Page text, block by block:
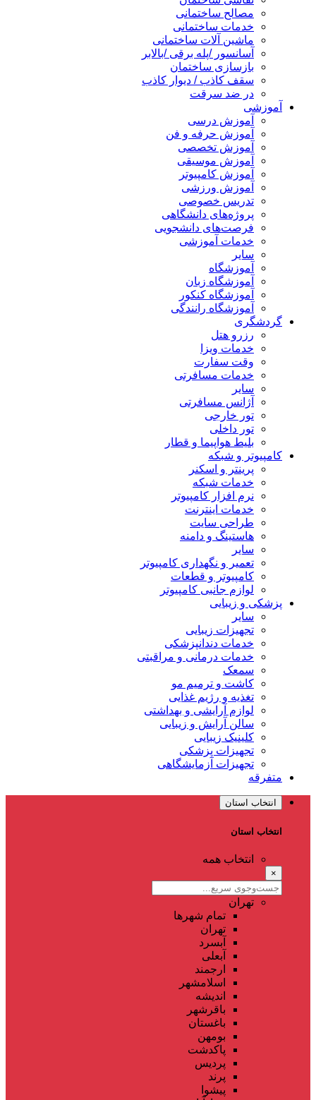
مصالح ساختمانی
خدمات ساختمانی
ماشین آلات ساختمانی
آسانسور /پله برقی /بالابر
بازسازی ساختمان
سقف کاذب / دیوار کاذب
در ضد سرقت
آموزشی
آموزش درسی
آموزش حرفه و فن
آموزش تخصصی
آموزش موسیقی
آموزش کامپیوتر
آموزش ورزشی
تدریس خصوصی
پروژه‌های دانشگاهی
فرصت‌های دانشجویی
خدمات آموزشی
سایر
آموزشگاه
آموزشگاه زبان
آموزشگاه کنکور
آموزشگاه رانندگی
گردشگری
رزرو هتل
خدمات ویزا
وقت سفارت
خدمات مسافرتی
سایر
آژانس مسافرتی
تور خارجی
تور داخلی
بلیط هواپیما و قطار
کامپیوتر و شبکه
پرینتر و اسکنر
خدمات شبکه
نرم افزار کامپیوتر
خدمات اینترنت
طراحی سایت
هاستینگ و دامنه
سایر
تعمیر و نگهداری کامپیوتر
کامپیوتر و قطعات
لوازم جانبی کامپیوتر
پزشکی و زیبایی
سایر
تجهیزات زیبایی
خدمات دندانپزشکی
خدمات درمانی و مراقبتی
سمعک
کاشت و ترمیم مو
تغذیه و رژیم غذایی
لوازم آرایشی و بهداشتی
سالن آرایش و زیبایی
کلینیک زیبایی
تجهیزات پزشکی
تجهیزات آزمایشگاهی
متفرقه
انتخاب استان
انتخاب استان
انتخاب همه
×
تهران
تمام شهر‌ها
تهران
آبسرد
آبعلی
ارجمند
اسلامشهر
اندیشه
باقرشهر
باغستان
بومهن
پاکدشت
پردیس
پرند
پیشوا